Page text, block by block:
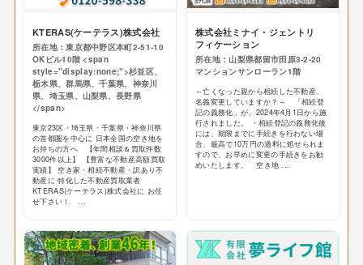
KTERAS(ケーテラス)株式会社
所在地：東京都中野区本町2-51-10
OKビル10階 <span
style="display:none;">杉並区、
栃木県、群馬県、千葉県、神奈川
県、埼玉県、山梨県、長野県
</span>
東京23区・埼玉県・千葉県・神奈川県
の首都圏を中心に 日本全国の空き地を
お持ちの方へ 【年間相談＆買取件数
3000件以上】 【豊富な不動産高額買取
実績】 空き家・相続不動産・訳あり不
動産に 特化した不動産買取業者
KTERAS(ケーテラス)株式会社に お任
せ下さい！ ...
株式会社ミナイ・ジェントリ
フィケーション
所在地：山梨県都留市田原3-2-20
マンションサンローラン1階
～亡くなった親から相続した不動産、
名義変更していますか？～ 「相続登
記の義務化」が、2024年4月1日から施
行されました。 ・相続登記の義務化後
には、期限までに手続きを行わない場
合、最高で10万円の過料に処せられま
すので、お早めに変更の手続きをお勧
めいたします。 空き地 ...